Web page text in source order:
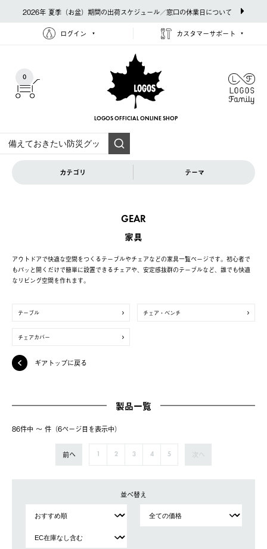
2026年 夏季（お盆）期間の出荷スケジュール／窓口の休業日について
ログイン カスタマーサポート
0
LOGOS OFFICIAL ONLINE SHOP
カテゴリ テーマ
GEAR
家具
アウトドアで快適な空間をつくるテーブルやチェアなどの家具一覧ページです。初心者で
もパッと開くだけで簡単に設置できるチェアや、安定感抜群のテーブルなど、誰でも快適
なリビング空間を作れます。
テーブル チェア・ベンチ
チェアカバー
ギアトップに戻る
製品一覧
86件中 〜 件（6ページ⽬を表⽰中）
前へ 2 3 4 5 次へ
並べ替え